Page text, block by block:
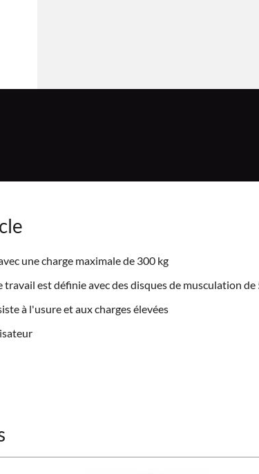
une charge maximale de 300 kg
travail est définie avec des disques de musculation de
à l'usure et aux charges élevées